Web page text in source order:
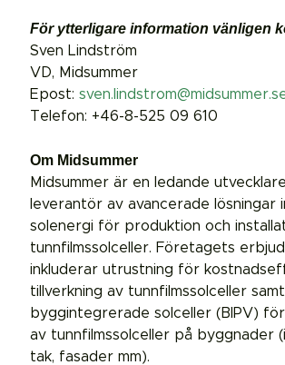
För ytterligare information vänligen
Sven Lindström
VD, Midsummer
Epost:
Telefon: +46-8-525 09 610
Om Midsummer
Midsummer är en ledande
leverantör av avancerade lösningar
solenergi för produktion och
tunnfilmssolceller. Företagets
inkluderar utrustning för
tillverkning av tunnfilmssolceller samt
byggintegrerade solceller (BIPV)
av tunnfilmssolceller på byggnader
tak, fasader mm).